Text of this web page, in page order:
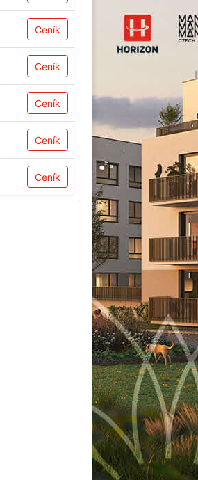
Ceník
Ceník
Ceník
Ceník
Ceník